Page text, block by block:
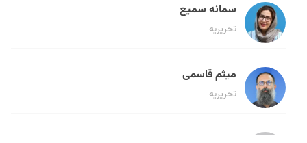
سمانه سمیع
تحریریه
میثم قاسمی
تحریریه